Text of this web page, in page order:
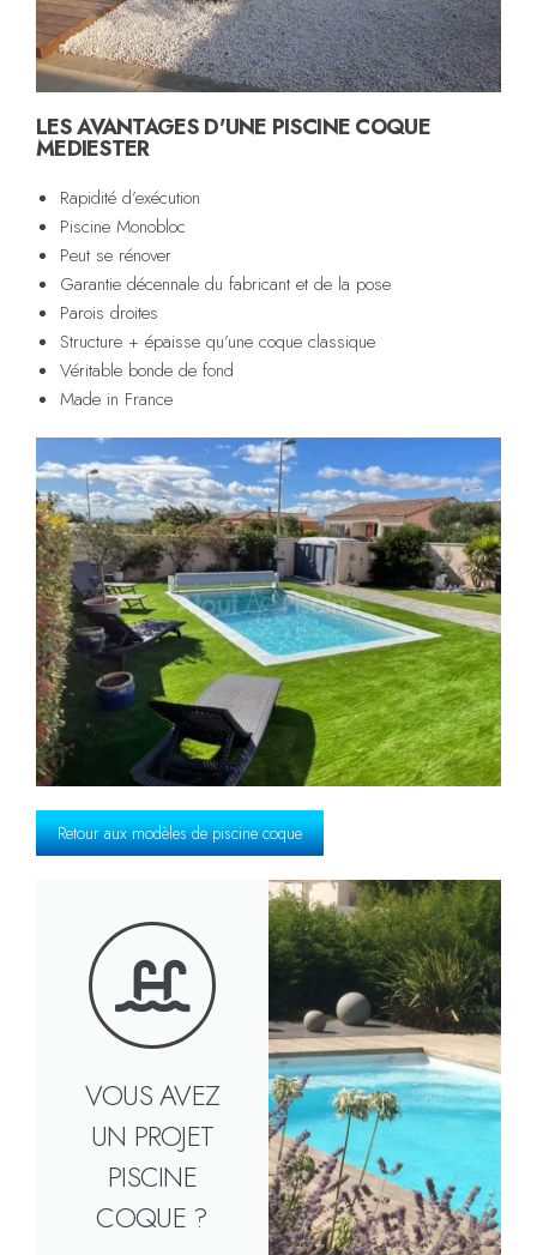
LES AVANTAGES D'UNE PISCINE COQUE
MEDIESTER
Rapidité d’exécution
Piscine Monobloc
Peut se rénover
Garantie décennale du fabricant et de la pose
Parois droites
Structure + épaisse qu’une coque classique
Véritable bonde de fond
Made in France
Retour aux modèles de piscine coque
VOUS AVEZ
UN PROJET
PISCINE
COQUE ?